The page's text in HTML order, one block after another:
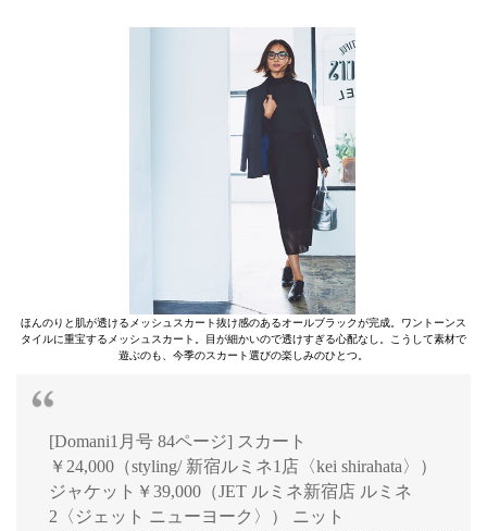
ほんのりと肌が透けるメッシュスカート抜け感のあるオールブラックが完成。ワントーンス
タイルに重宝するメッシュスカート。目が細かいので透けすぎる心配なし。こうして素材で
遊ぶのも、今季のスカート選びの楽しみのひとつ。
[Domani1月号 84ページ] スカート
￥24,000（styling/ 新宿ルミネ1店〈kei shirahata〉）
ジャケット￥39,000（JET ルミネ新宿店 ルミネ
2〈ジェット ニューヨーク〉） ニット